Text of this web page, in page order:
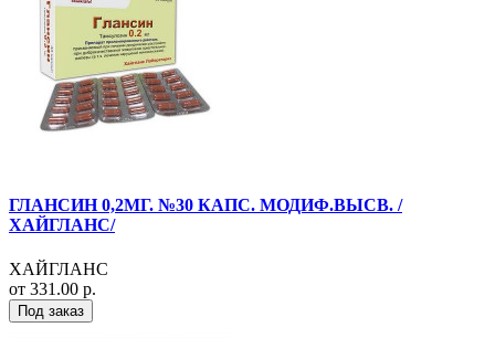
ГЛАНСИН 0,2МГ. №30 КАПС. МОДИФ.ВЫСВ. /
ХАЙГЛАНС/
ХАЙГЛАНС
от 331.00 р.
Под заказ